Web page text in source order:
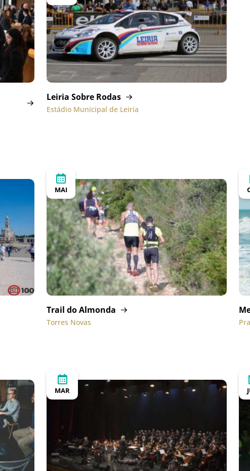
Leiria Sobre Rodas
Estádio Municipal de Leiria
MAI
Trail do Almonda
Torres Novas
MAR